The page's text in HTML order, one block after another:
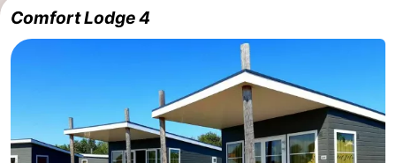
Comfort Lodge 4